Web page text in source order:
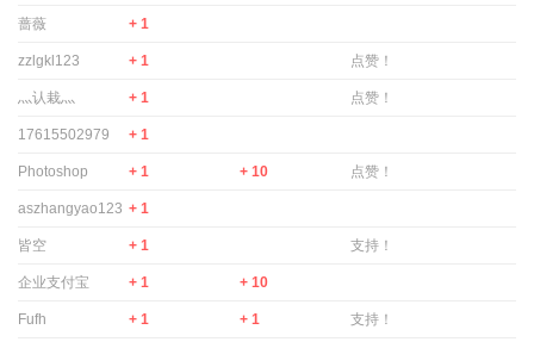
蔷薇 + 1
zzlgkl123 + 1 点赞！
灬认栽灬 + 1 点赞！
17615502979 + 1
Photoshop + 1 + 10 点赞！
aszhangyao123 + 1
皆空 + 1 支持！
企业支付宝 + 1 + 10
Fufh + 1 + 1 支持！